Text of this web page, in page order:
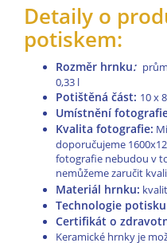
Detaily o
potiskem:
Rozměr hrnku:
0,33 l
Potištěná část: 10 x
Umístnění
Kvalita fotografie:
doporučujeme
fotografie nebudou v
nemůžeme zaručit
Materiál hrnku:
Technologie potisku
Certifikát o
Keramické hrnky je